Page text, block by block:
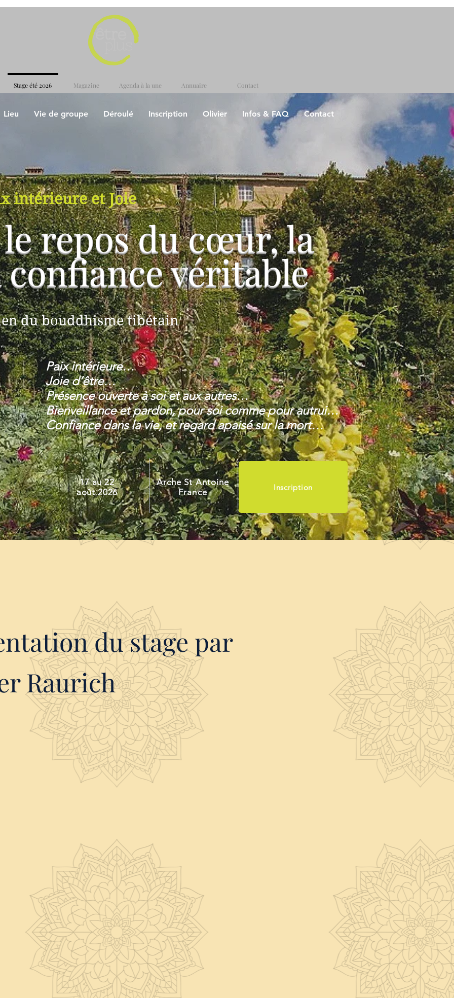
Stage été 2026 Magazine Agenda à la une Annuaire Contact
Lieu Vie de groupe Déroulé Inscription Olivier Infos & FAQ Contact
intérieure et Joie
repos du cœur, la
véritable
du bouddhisme tibétain
Paix intérieure…
Joie d’être…
Présence ouverte à soi et aux autres…
Bienveillance et pardon, pour soi comme pour autrui…
Confiance dans la vie, et regard apaisé sur la mort…
Arche St Antoine
France
Inscription
17 au 22
août 2026
du stage par
Raurich